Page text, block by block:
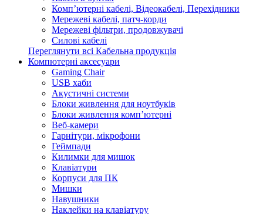
Комп’ютерні кабелі, Відеокабелі, Перехідники
Мережеві кабелі, патч-корди
Мережеві фільтри, продовжувачі
Силові кабелі
Переглянути всі Кабельна продукція
Компютерні аксесуари
Gaming Chair
USB хаби
Акустичні системи
Блоки живлення для ноутбуків
Блоки живлення комп’ютерні
Веб-камери
Гарнітури, мікрофони
Геймпади
Килимки для мишок
Клавіатури
Корпуси для ПК
Мишки
Навушники
Наклейки на клавіатуру